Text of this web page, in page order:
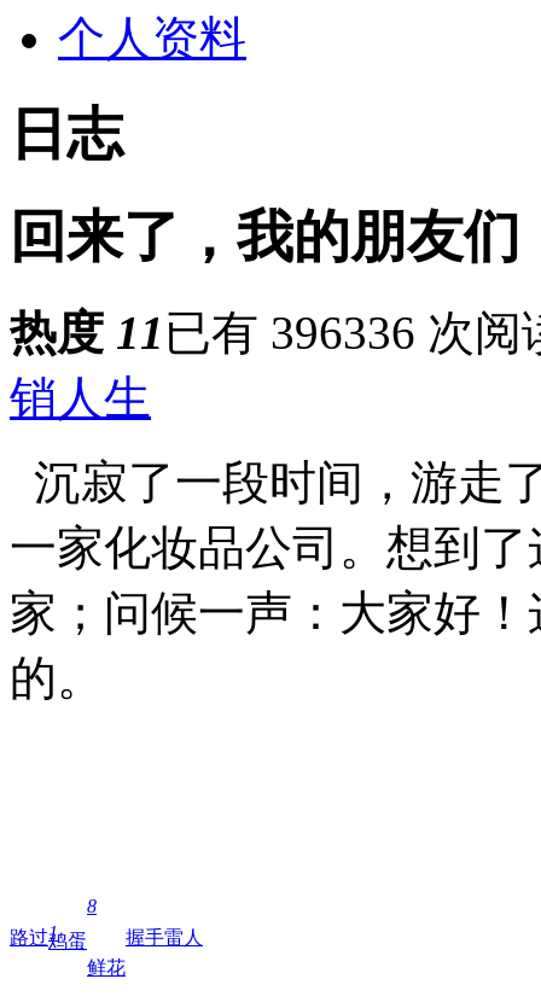
个人资料
日志
回来了，我的朋友们
热度 11已有 396336 次阅
销人生
沉寂了一段时间，游走
一家化妆品公司。想到
家；问候一声：大家好
的。
路过1
鸡蛋
8
鲜花
握手雷人